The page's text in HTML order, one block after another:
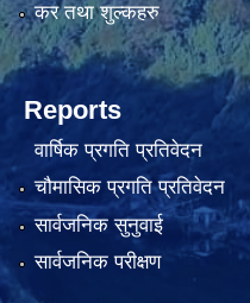
कर तथा शुल्कहरु
Reports
वार्षिक प्रगति प्रतिवेदन
चौमासिक प्रगति प्रतिवेदन
सार्वजनिक सुनुवाई
सार्वजनिक परीक्षण